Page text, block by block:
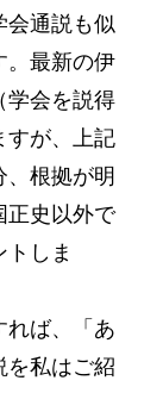
会通説も似
。最新の伊
学会を説得
すが、上記
根拠が明
正史以外で
しま
れば、「あ
を私はご紹